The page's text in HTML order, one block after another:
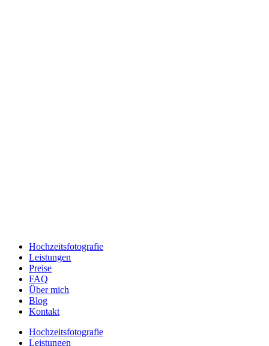
Hochzeitsfotografie
Leistungen
Preise
FAQ
Über mich
Blog
Kontakt
Hochzeitsfotografie
Leistungen